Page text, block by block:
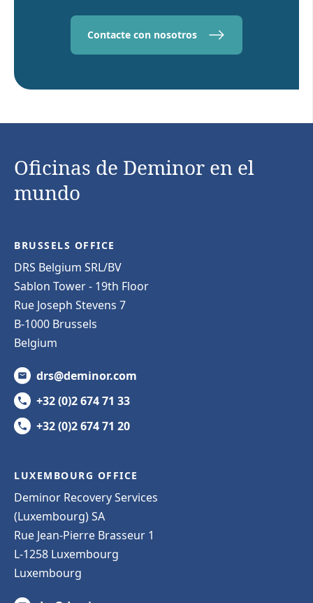
Contacte con nosotros
Oficinas de Deminor en el
mundo
BRUSSELS OFFICE
DRS Belgium SRL/BV
Sablon Tower - 19th Floor
Rue Joseph Stevens 7
B-1000 Brussels
Belgium
drs@deminor.com
+32 (0)2 674 71 33
+32 (0)2 674 71 20
LUXEMBOURG OFFICE
Deminor Recovery Services
(Luxembourg) SA
Rue Jean-Pierre Brasseur 1
L-1258 Luxembourg
Luxembourg